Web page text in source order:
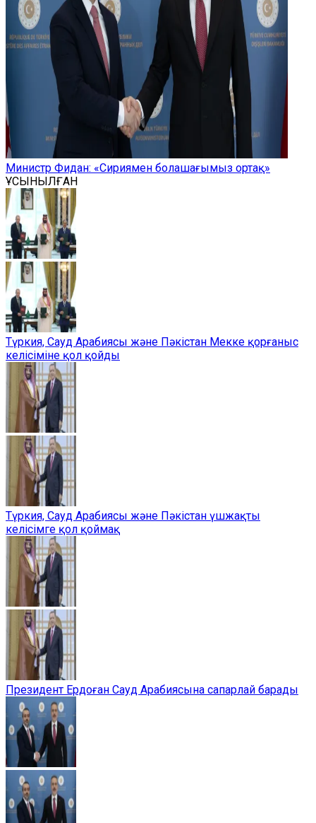
Министр Фидан: «Сириямен болашағымыз ортақ»
ҰСЫНЫЛҒАН
Түркия, Сауд Арабиясы және Пәкістан Мекке қорғаныс
келісіміне қол қойды
Түркия, Сауд Арабиясы және Пәкістан үшжақты
келісімге қол қоймақ
Президент Ердоған Сауд Арабиясына сапарлай барады